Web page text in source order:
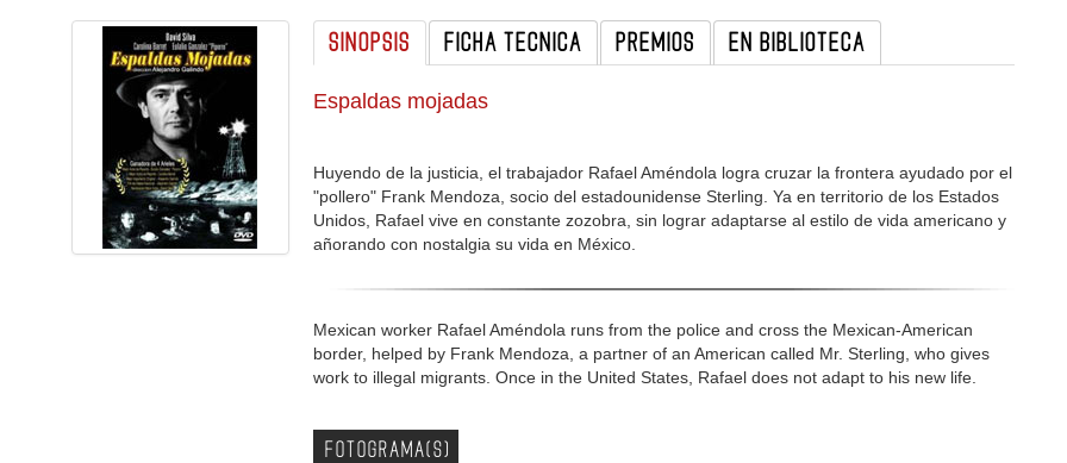
SINOPSIS FICHA TECNICA PREMIOS EN BIBLIOTECA
Espaldas mojadas
Huyendo de la justicia, el trabajador Rafael Améndola logra cruzar la frontera ayudado por el
"pollero" Frank Mendoza, socio del estadounidense Sterling. Ya en territorio de los Estados
Unidos, Rafael vive en constante zozobra, sin lograr adaptarse al estilo de vida americano y
añorando con nostalgia su vida en México.
Mexican worker Rafael Améndola runs from the police and cross the Mexican-American
border, helped by Frank Mendoza, a partner of an American called Mr. Sterling, who gives
work to illegal migrants. Once in the United States, Rafael does not adapt to his new life.
FOTOGRAMA(S)